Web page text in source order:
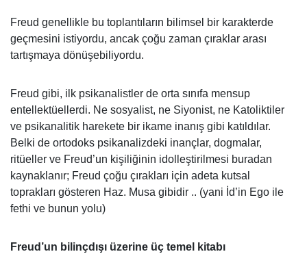
Freud genellikle bu toplantıların bilimsel bir karakterde
geçmesini istiyordu, ancak çoğu zaman çıraklar arası
tartışmaya dönüşebiliyordu.
Freud gibi, ilk psikanalistler de orta sınıfa mensup
entellektüellerdi. Ne sosyalist, ne Siyonist, ne Katoliktiler
ve psikanalitik harekete bir ikame inanış gibi katıldılar.
Belki de ortodoks psikanalizdeki inançlar, dogmalar,
ritüeller ve Freud’un kişiliğinin idolleştirilmesi buradan
kaynaklanır; Freud çoğu çırakları için adeta kutsal
toprakları gösteren Haz. Musa gibidir .. (yani İd’in Ego ile
fethi ve bunun yolu)
Freud’un bilinçdışı üzerine üç temel kitabı